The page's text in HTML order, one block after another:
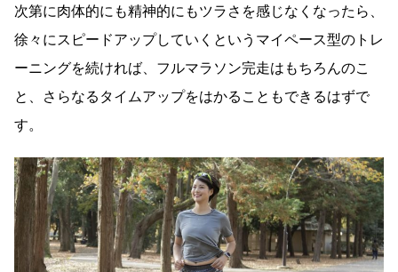
次第に肉体的にも精神的にもツラさを感じなくなったら、
徐々にスピードアップしていくというマイペース型のトレ
ーニングを続ければ、フルマラソン完走はもちろんのこ
と、さらなるタイムアップをはかることもできるはずで
す。